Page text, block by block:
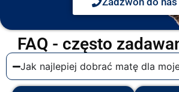
FAQ - często
Jak najlepiej dobrać matę dla